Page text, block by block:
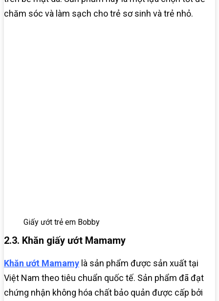
chăm sóc và làm sạch cho trẻ sơ sinh và trẻ nhỏ.
Giấy ướt trẻ em Bobby
2.3. Khăn giấy ướt Mamamy
Khăn ướt Mamamy là sản phẩm được sản xuất tại
Việt Nam theo tiêu chuẩn quốc tế. Sản phẩm đã đạt
chứng nhận không hóa chất bảo quản được cấp bởi